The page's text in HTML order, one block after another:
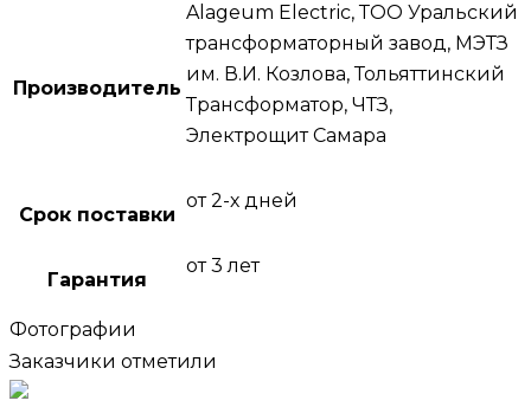
Производитель
Alageum Electric, ТОО Уральский
трансформаторный завод, МЭТЗ
им. В.И. Козлова, Тольяттинский
Трансформатор, ЧТЗ,
Электрощит Самара
Срок поставки
от 2-х дней
Гарантия
от 3 лет
Фотографии
Заказчики отметили